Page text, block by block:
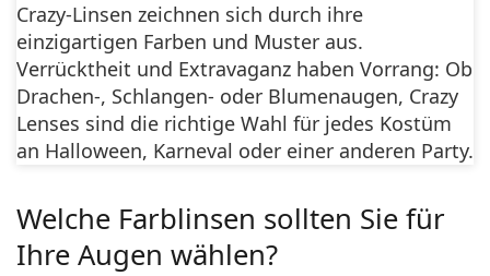
Crazy-Linsen zeichnen sich durch ihre
einzigartigen Farben und Muster aus.
Verrücktheit und Extravaganz haben Vorrang: Ob
Drachen-, Schlangen- oder Blumenaugen, Crazy
Lenses sind die richtige Wahl für jedes Kostüm
an Halloween, Karneval oder einer anderen Party.
Welche Farblinsen sollten Sie für
Ihre Augen wählen?